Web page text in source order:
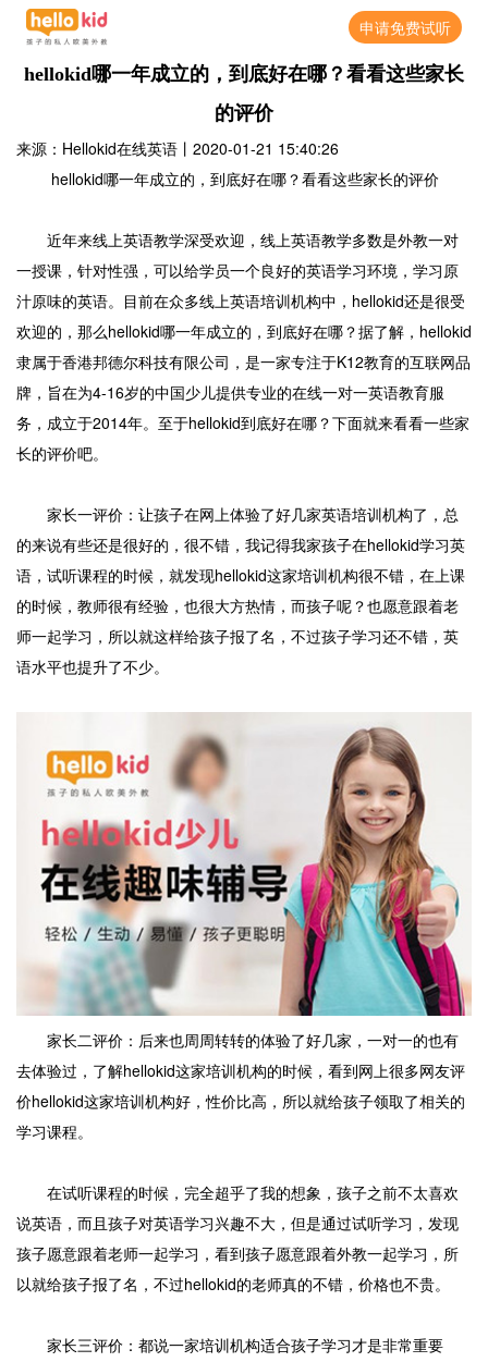
申请免费试听
hellokid哪一年成立的，到底好在哪？看看这些家长
的评价
来源：Hellokid在线英语 丨 2020-01-21 15:40:26
hellokid哪一年成立的，到底好在哪？看看这些家长的评价
近年来线上英语教学深受欢迎，线上英语教学多数是外教一对
一授课，针对性强，可以给学员一个良好的英语学习环境，学习原
汁原味的英语。目前在众多线上英语培训机构中，hellokid还是很受
欢迎的，那么hellokid哪一年成立的，到底好在哪？据了解，hellokid
隶属于香港邦德尔科技有限公司，是一家专注于K12教育的互联网品
牌，旨在为4-16岁的中国少儿提供专业的在线一对一英语教育服
务，成立于2014年。至于hellokid到底好在哪？下面就来看看一些家
长的评价吧。
家长一评价：让孩子在网上体验了好几家英语培训机构了，总
的来说有些还是很好的，很不错，我记得我家孩子在hellokid学习英
语，试听课程的时候，就发现hellokid这家培训机构很不错，在上课
的时候，教师很有经验，也很大方热情，而孩子呢？也愿意跟着老
师一起学习，所以就这样给孩子报了名，不过孩子学习还不错，英
语水平也提升了不少。
家长二评价：后来也周周转转的体验了好几家，一对一的也有
去体验过，了解hellokid这家培训机构的时候，看到网上很多网友评
价hellokid这家培训机构好，性价比高，所以就给孩子领取了相关的
学习课程。
在试听课程的时候，完全超乎了我的想象，孩子之前不太喜欢
说英语，而且孩子对英语学习兴趣不大，但是通过试听学习，发现
孩子愿意跟着老师一起学习，看到孩子愿意跟着外教一起学习，所
以就给孩子报了名，不过hellokid的老师真的不错，价格也不贵。
家长三评价：都说一家培训机构适合孩子学习才是非常重要